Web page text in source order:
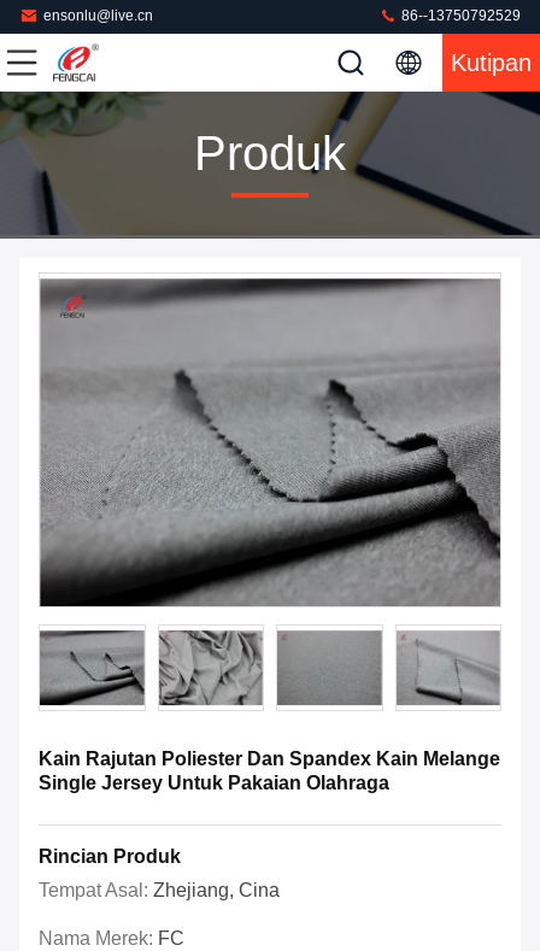
ensonlu@live.cn 86--13750792529
Kutipan
Produk
Kain Rajutan Poliester Dan Spandex Kain Melange
Single Jersey Untuk Pakaian Olahraga
Rincian Produk
Tempat Asal: Zhejiang, Cina
Nama Merek: FC